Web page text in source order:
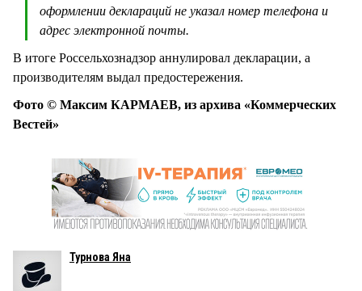
оформлении деклараций не указал номер телефона и
адрес электронной почты.
В итоге Россельхознадзор аннулировал декларации, а
производителям выдал предостережения.
Фото © Максим КАРМАЕВ, из архива «Коммерческих
Вестей»
Турнова Яна